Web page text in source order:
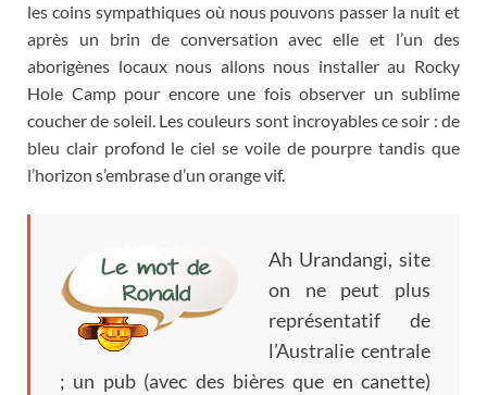
les coins sympathiques où nous pouvons passer la nuit et
après un brin de conversation avec elle et l’un des
aborigènes locaux nous allons nous installer au Rocky
Hole Camp pour encore une fois observer un sublime
coucher de soleil. Les couleurs sont incroyables ce soir :de
bleu clair profond le ciel se voile de pourpre tandis que
l’horizon s’embrase d’un orange vif.
Ah Urandangi, site
on ne peut plus
représentatif de
l’Australie centrale
; un pub(avec des bières que en canette)